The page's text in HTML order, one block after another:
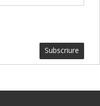
Subscriure